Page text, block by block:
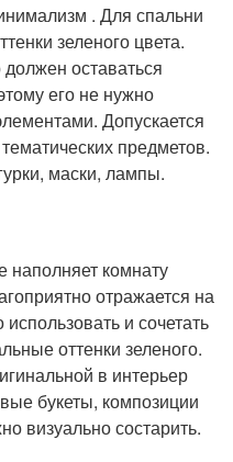
. Для спальни
зеленого цвета.
оставаться
его не нужно
Допускается
предметов.
маски, лампы.
наполняет комнату
отражается на
и сочетать
оттенки зеленого.
в интерьер
букеты, композиции
визуально состарить.